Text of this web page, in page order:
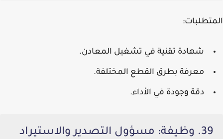
المتطلبات:
شهادة تقنية في تشغيل المعادن.
معرفة بطرق القطع المختلفة.
دقة وجودة في الأداء.
39. وظيفة: مسؤول التصدير والاستيراد